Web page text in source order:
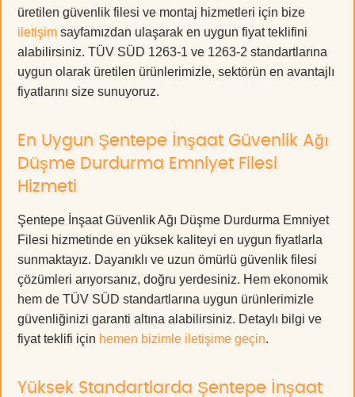
üretilen güvenlik filesi ve montaj hizmetleri için bize
iletişim sayfamızdan ulaşarak en uygun fiyat teklifini
alabilirsiniz. TÜV SÜD 1263-1 ve 1263-2 standartlarına
uygun olarak üretilen ürünlerimizle, sektörün en avantajlı
fiyatlarını size sunuyoruz.
En Uygun Şentepe İnşaat Güvenlik Ağı
Düşme Durdurma Emniyet Filesi
Hizmeti
Şentepe İnşaat Güvenlik Ağı Düşme Durdurma Emniyet
Filesi hizmetinde en yüksek kaliteyi en uygun fiyatlarla
sunmaktayız. Dayanıklı ve uzun ömürlü güvenlik filesi
çözümleri arıyorsanız, doğru yerdesiniz. Hem ekonomik
hem de TÜV SÜD standartlarına uygun ürünlerimizle
güvenliğinizi garanti altına alabilirsiniz. Detaylı bilgi ve
fiyat teklifi için hemen bizimle iletişime geçin.
Yüksek Standartlarda Şentepe İnşaat